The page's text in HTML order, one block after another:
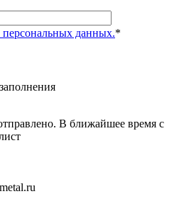
персональных данных.*
В ближайшее время с